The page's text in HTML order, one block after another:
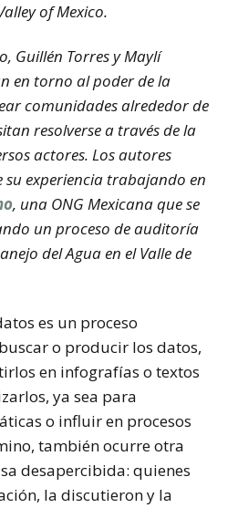
of Mexico.
Guillén Torres y Maylí
en torno al poder de la
comunidades alrededor de
resolverse a través de la
actores. Los autores
experiencia trabajando en
, una ONG Mexicana que se
un proceso de auditoría
del Agua en el Valle de
es un proceso
o producir los datos,
en infografías o textos
ya sea para
o influir en procesos
también ocurre otra
desapercibida: quienes
la discutieron y la